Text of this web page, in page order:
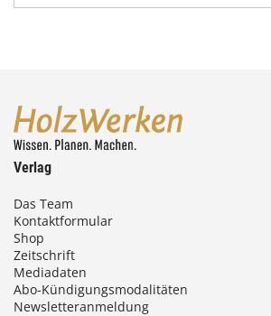
Verlag
Das Team
Kontaktformular
Shop
Zeitschrift
Mediadaten
Abo-Kündigungsmodalitäten
Newsletteranmeldung